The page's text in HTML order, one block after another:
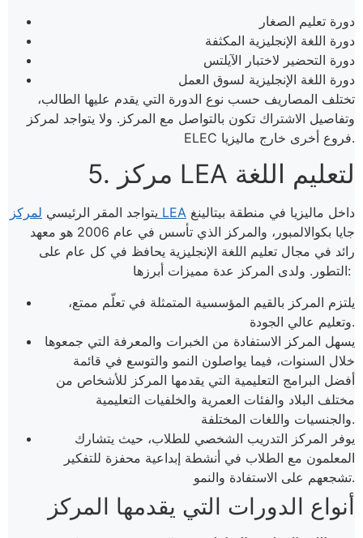
دورة تعليم الصغار
دورة اللغة الإنجليزية المكثفة
دورة التحضير لاختبار الآيلتس
دورة اللغة الإنجليزية لسوق العمل
تختلف المصاريف حسب نوع الدورة التي يقدم عليها الطالب،
وتفاصيل الاشتراك تكون بالتواصل مع المركز. ولا يتواجد لمركز
ELEC فروع أخرى خارج ماليزيا.
5. مركز LEA لتعليم اللغة
يتواجد المقر الرئيسي لمركز LEA
جايا بكوالالمبور، والمركز الذي تأسس في عام 2006 هو معهد
رائد في مجال تعليم اللغة الإنجليزية يحافظ في كل عام على
التطور. ولدى المركز عدة مميزات أبرزها:
يلتزم المركز بالقيم المؤسسية المتمثلة في تعلّم ممتع،
وتعليم عالي الجودة.
يسهل المركز الاستفادة من الخبرات والمعرفة التي جمعوها
خلال السنوات، فيما يواصلون النمو والتوسع في قائمة
أفضل البرامج التعليمية التي يقدمها المركز للأشخاص من
مختلف البلاد والفئات العمرية والخلفيات التعليمية
والجنسيات واللغات المختلفة.
يوفر المركز التدريب الشخصي للطلاب، حيث يتشارك
المعلمون مع الطلاب في أنشطة إبداعية محفزة للتفكير
تشجعهم على الاستفادة والنمو.
أنواع الدورات التي يقدمها المركز